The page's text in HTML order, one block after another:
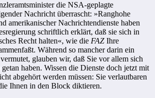
die NSA-geplagte
Nachricht überrascht: »Ranghohe
amerikanischer Nachrichtendienste haben
schriftlich erklärt, daß sie sich in
Recht halten«, wie die FAZ Ihre
Während so mancher darin ein
glauben wir, daß Sie vor allem sich
haben. Wissen die Dienste doch jetzt mit
abgehört werden müssen: Sie verlautbaren
Ihnen in den Block diktieren.